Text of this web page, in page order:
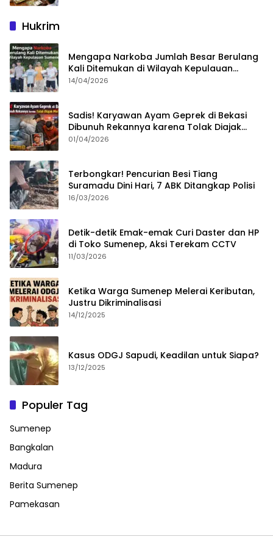
Hukrim
Mengapa Narkoba Jumlah Besar Berulang
Kali Ditemukan di Wilayah Kepulauan
Sumenep?
14/04/2026
Sadis! Karyawan Ayam Geprek di Bekasi
Dibunuh Rekannya karena Tolak Diajak
Merampok Majikan
01/04/2026
Terbongkar! Pencurian Besi Tiang
Suramadu Dini Hari, 7 ABK Ditangkap Polisi
16/03/2026
Detik-detik Emak-emak Curi Daster dan HP
di Toko Sumenep, Aksi Terekam CCTV
11/03/2026
Ketika Warga Sumenep Melerai Keributan,
Justru Dikriminalisasi
14/12/2025
Kasus ODGJ Sapudi, Keadilan untuk Siapa?
13/12/2025
Populer Tag
Sumenep
Bangkalan
Madura
Berita Sumenep
Pamekasan